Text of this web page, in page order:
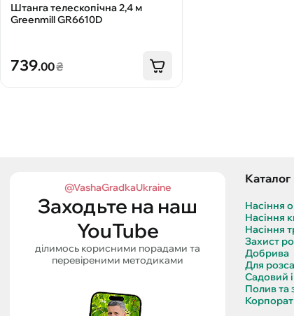
Штанга телескопічна 2,4 м
Greenmill GR6610D
739.00₴
@VashaGradkaUkraine
Заходьте на наш
YouTube
ділимось корисними порадами та
перевіреними методиками
Каталог
Насіння
Насіння
Насіння
Захист
Добрива
Для
Садовий
Полив та